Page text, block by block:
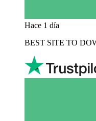
Hace 1 día
BEST SITE TO